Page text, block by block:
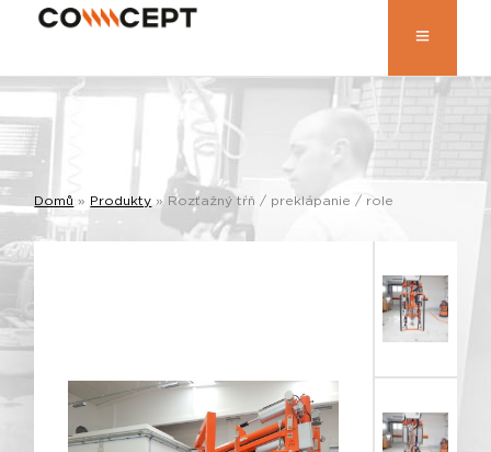
Domů » Produkty » Rozťažný tŕň / preklápanie / role